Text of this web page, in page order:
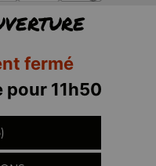
fermé
11h50